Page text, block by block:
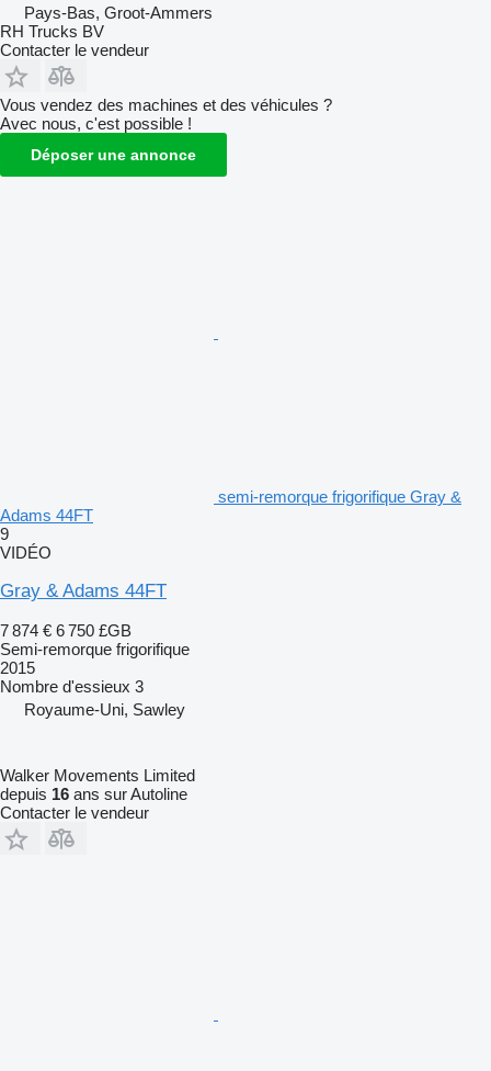
Pays-Bas, Groot-Ammers
RH Trucks BV
Contacter le vendeur
Vous vendez des machines et des véhicules ?
Avec nous, c'est possible !
Déposer une annonce
semi-remorque frigorifique Gray &
Adams 44FT
9
VIDÉO
Gray & Adams 44FT
7 874 € 6 750 £GB
Semi-remorque frigorifique
2015
Nombre d'essieux 3
Royaume-Uni, Sawley
Walker Movements Limited
depuis 16 ans sur Autoline
Contacter le vendeur